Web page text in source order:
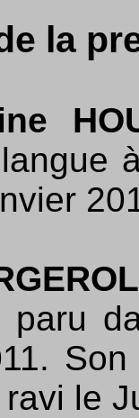
la
paru
le